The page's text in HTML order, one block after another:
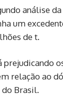
análise
um
de t.
relação ao
do Brasil.